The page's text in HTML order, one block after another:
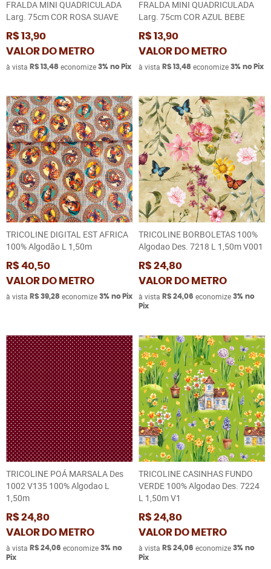
FRALDA MINI QUADRICULADA
Larg. 75cm COR ROSA SUAVE
R$ 13,90
VALOR DO METRO
à vista R$ 13,48 economize 3% no Pix
FRALDA MINI QUADRICULADA
Larg. 75cm COR AZUL BEBE
R$ 13,90
VALOR DO METRO
à vista R$ 13,48 economize 3% no Pix
TRICOLINE DIGITAL EST AFRICA
100% Algodão L 1,50m
R$ 40,50
VALOR DO METRO
à vista R$ 39,28 economize 3% no Pix
TRICOLINE BORBOLETAS 100%
Algodao Des. 7218 L 1,50m V001
R$ 24,80
VALOR DO METRO
à vista R$ 24,06 economize 3% no
Pix
TRICOLINE POÁ MARSALA Des
1002 V135 100% Algodao L
1,50m
R$ 24,80
VALOR DO METRO
à vista R$ 24,06 economize 3% no
Pix
TRICOLINE CASINHAS FUNDO
VERDE 100% Algodao Des. 7224
L 1,50m V1
R$ 24,80
VALOR DO METRO
à vista R$ 24,06 economize 3% no
Pix